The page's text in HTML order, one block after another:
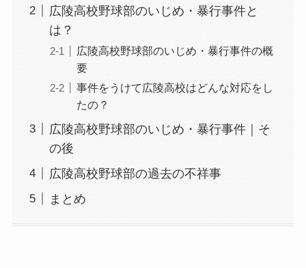
広陵高校野球部のいじめ・暴行事件と
は？
広陵高校野球部のいじめ・暴行事件の概
要
事件をうけて広陵高校はどんな対応をし
たの？
広陵高校野球部のいじめ・暴行事件｜そ
の後
広陵高校野球部の過去の不祥事
まとめ